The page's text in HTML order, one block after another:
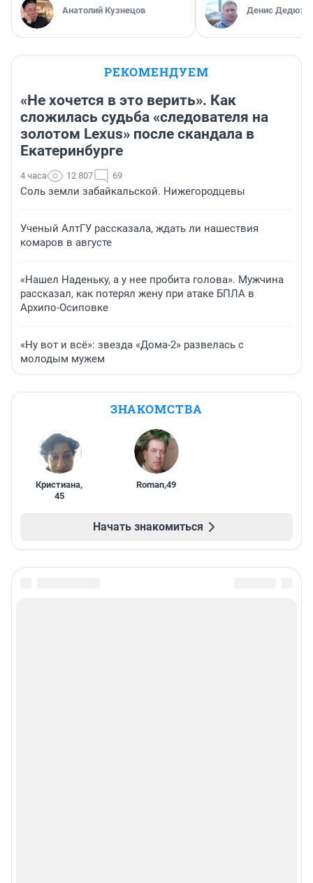
Анатолий Кузнецов Денис
РЕКОМЕНДУЕМ
«Не хочется в это верить». Как
сложилась судьба «следователя на
золотом Lexus» после скандала в
Екатеринбурге
4 часа 12 807 69
Соль земли забайкальской. Нижегородцевы
Ученый АлтГУ рассказала, ждать ли нашествия
комаров в августе
«Нашел Наденьку, а у нее пробита голова». Мужчина
рассказал, как потерял жену при атаке БПЛА в
Архипо-Осиповке
«Ну вот и всё»: звезда «Дома-2» развелась с
молодым мужем
ЗНАКОМСТВА
Кристиана,
45
Roman,49
Начать знакомиться